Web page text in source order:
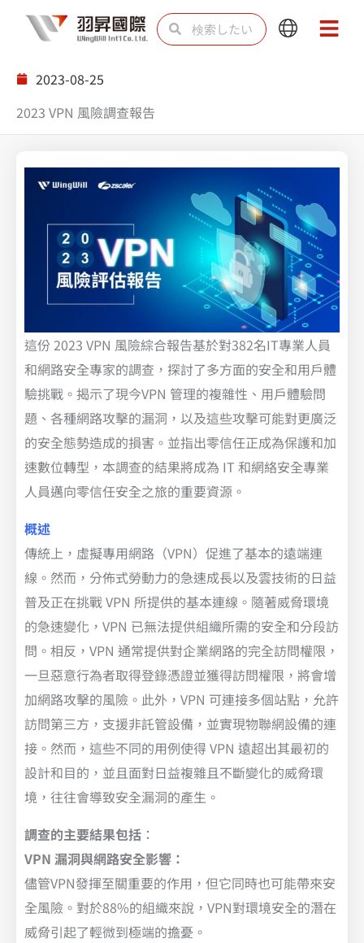
検
索 索
Main
Main
2023-08-25
2023 VPN 風險調查報告
這份 2023 VPN 風險綜合報告基於對382名IT專業人員
和網路安全專家的調查，探討了多方面的安全和用戶體
驗挑戰。揭示了現今VPN 管理的複雜性、用戶體驗問
題、各種網路攻擊的漏洞，以及這些攻擊可能對更廣泛
的安全態勢造成的損害。並指出零信任正成為保護和加
速數位轉型，本調查的結果將成為 IT 和網絡安全專業
人員邁向零信任安全之旅的重要資源。
概述
傳統上，虛擬專用網路（VPN）促進了基本的遠端連
線。然而，分佈式勞動力的急速成長以及雲技術的日益
普及正在挑戰 VPN 所提供的基本連線。隨著威脅環境
的急速變化，VPN 已無法提供組織所需的安全和分段訪
問。相反，VPN 通常提供對企業網路的完全訪問權限，
一旦惡意行為者取得登錄憑證並獲得訪問權限，將會增
加網路攻擊的風險。此外，VPN 可連接多個站點，允許
訪問第三方，支援非託管設備，並實現物聯網設備的連
接。然而，這些不同的用例使得 VPN 遠超出其最初的
設計和目的，並且面對日益複雜且不斷變化的威脅環
境，往往會導致安全漏洞的產生。
調查的主要結果包括 ：
VPN 漏洞與網路安全影響：
儘管VPN發揮至關重要的作用，但它同時也可能帶來安
全風險。對於88%的組織來說，VPN對環境安全的潛在
威脅引起了輕微到極端的擔憂。